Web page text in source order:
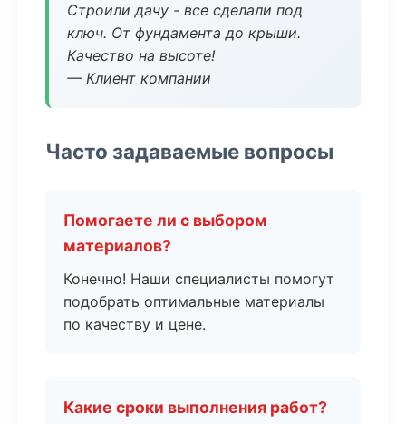
Строили дачу - все сделали под
ключ. От фундамента до крыши.
Качество на высоте!
— Клиент компании
Часто задаваемые вопросы
Помогаете ли с выбором
материалов?
Конечно! Наши специалисты помогут
подобрать оптимальные материалы
по качеству и цене.
Какие сроки выполнения работ?